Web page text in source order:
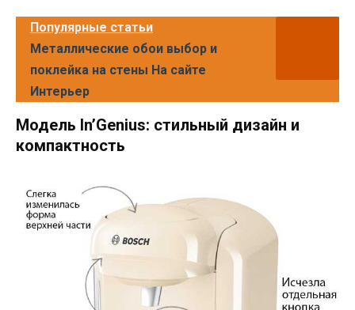
Популярные статьи
Металлические обои выбор и
поклейка на стены На сайте
Интерьер
Модель In’Genius: стильный дизайн и
компактность